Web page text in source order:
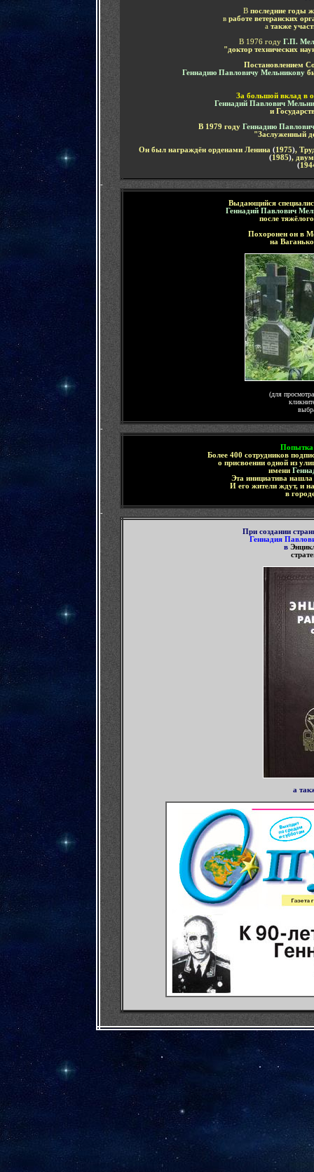
В последние годы
в работе ветеранских
а также
В 1976 году Г.П.
"доктор технических
Постановлением
Геннадию Павловичу Мельникову
За большой вклад в
Геннадий Павлович
и
В 1979 году Геннадию
"Заслуженный
Он был награждён орденами Ленина (1975),
(1985),
(
-
Выдающийся
Геннадий Павлович
после
Похоронен он в
на
(для
-
Попытка
Более 400 сотрудников
о присвоении одной из
имени
Эта инициатива нашла
И его жители ждут, и
в
-
При создании
Геннадия
в
а